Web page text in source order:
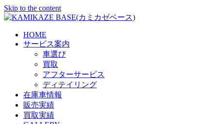
Skip to the content
HOME
サービス案内
車選び
買取
アフターサービス
ディテイリング
在庫車情報
販売実績
買取実績